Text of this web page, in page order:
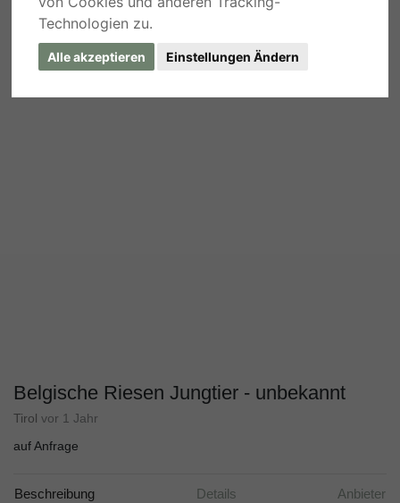
Technologien zu.
Alle akzeptieren Einstellungen Ändern
Belgische Riesen Jungtier - unbekannt
Tirol vor 1 Jahr
auf Anfrage
Beschreibung Details Anbieter